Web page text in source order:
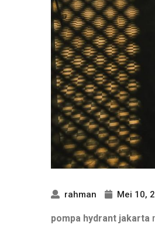
rahman Mei 10,
pompa hydrant jakarta